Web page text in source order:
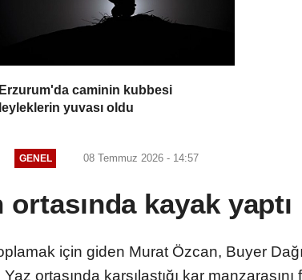
Erzurum'da caminin kubbesi
leyleklerin yuvası oldu
GENEL 08 Temmuz 2026 - 14:57
ortasında kayak yaptı
için giden Murat Özcan, Buyer
ortasında karşılaştığı kar